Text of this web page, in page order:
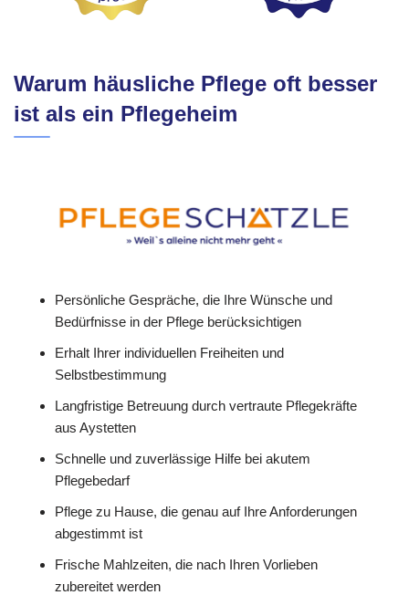
Warum häusliche Pflege oft besser
ist als ein Pflegeheim
Persönliche Gespräche, die Ihre Wünsche und
Bedürfnisse in der Pflege berücksichtigen
Erhalt Ihrer individuellen Freiheiten und
Selbstbestimmung
Langfristige Betreuung durch vertraute Pflegekräfte
aus Aystetten
Schnelle und zuverlässige Hilfe bei akutem
Pflegebedarf
Pflege zu Hause, die genau auf Ihre Anforderungen
abgestimmt ist
Frische Mahlzeiten, die nach Ihren Vorlieben
zubereitet werden